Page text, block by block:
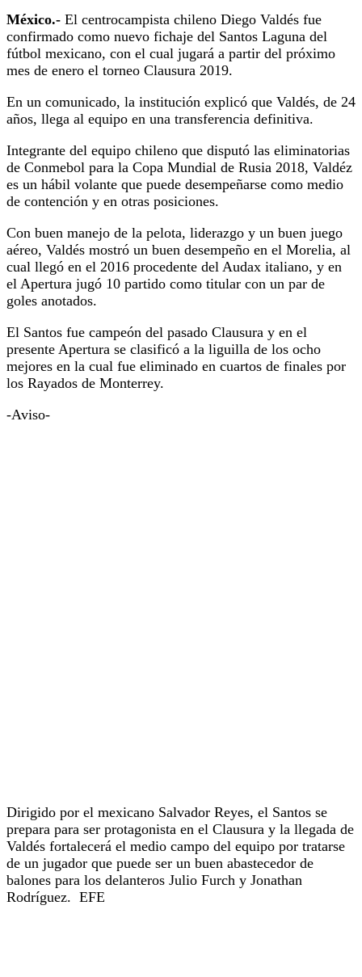
México.- El centrocampista chileno Diego Valdés fue
confirmado como nuevo fichaje del Santos Laguna del
fútbol mexicano, con el cual jugará a partir del próximo
mes de enero el torneo Clausura 2019.
En un comunicado, la institución explicó que Valdés, de 24
años, llega al equipo en una transferencia definitiva.
Integrante del equipo chileno que disputó las eliminatorias
de Conmebol para la Copa Mundial de Rusia 2018, Valdéz
es un hábil volante que puede desempeñarse como medio
de contención y en otras posiciones.
Con buen manejo de la pelota, liderazgo y un buen juego
aéreo, Valdés mostró un buen desempeño en el Morelia, al
cual llegó en el 2016 procedente del Audax italiano, y en
el Apertura jugó 10 partido como titular con un par de
goles anotados.
El Santos fue campeón del pasado Clausura y en el
presente Apertura se clasificó a la liguilla de los ocho
mejores en la cual fue eliminado en cuartos de finales por
los Rayados de Monterrey.
-Aviso-
Dirigido por el mexicano Salvador Reyes, el Santos se
prepara para ser protagonista en el Clausura y la llegada de
Valdés fortalecerá el medio campo del equipo por tratarse
de un jugador que puede ser un buen abastecedor de
balones para los delanteros Julio Furch y Jonathan
Rodríguez. EFE